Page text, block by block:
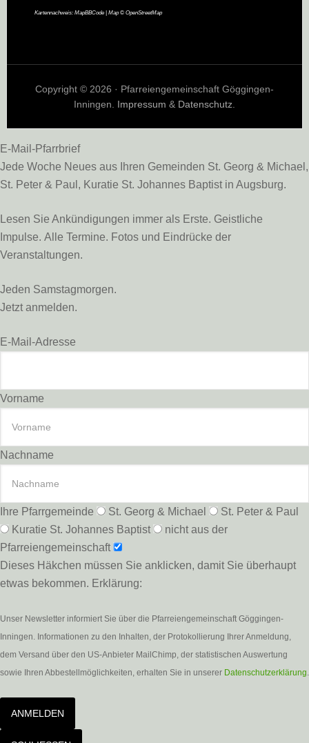
Kartennachweis: MapBBCode| Map © OpenStreetMap
Copyright © 2026 · Pfarreiengemeinschaft Göggingen-
Inningen. Impressum & Datenschutz.
E-Mail-Pfarrbrief
Jede Woche Neues aus Ihren Gemeinden St. Georg & Michael,
St. Peter & Paul, Kuratie St. Johannes Baptist in Augsburg.
Lesen Sie Ankündigungen immer als Erste. Geistliche
Impulse. Alle Termine. Fotos und Eindrücke der
Veranstaltungen.
Jeden Samstagmorgen.
Jetzt anmelden.
E-Mail-Adresse
Vorname
Nachname
Ihre Pfarrgemeinde St. Georg & Michael
St. Peter & Paul
Kuratie St. Johannes Baptist
nicht aus der
Pfarreiengemeinschaft
Dieses Häkchen müssen Sie anklicken, damit Sie überhaupt
etwas bekommen. Erklärung:
Unser Newsletter informiert Sie über die Pfarreiengemeinschaft Göggingen-
Inningen. Informationen zu den Inhalten, der Protokollierung Ihrer Anmeldung,
dem Versand über den US-Anbieter MailChimp, der statistischen Auswertung
sowie Ihren Abbestellmöglichkeiten, erhalten Sie in unserer Datenschutzerklärung.
ANMELDEN